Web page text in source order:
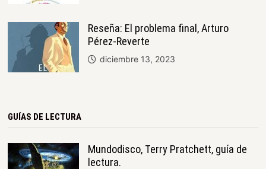
Reseña: El problema final, Arturo
Pérez-Reverte
diciembre 13, 2023
GUÍAS DE LECTURA
Mundodisco, Terry Pratchett, guía de
lectura.